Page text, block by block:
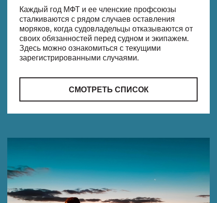
Каждый год МФТ и ее членские профсоюзы
сталкиваются с рядом случаев оставления
моряков, когда судовладельцы отказываются от
своих обязанностей перед судном и экипажем.
Здесь можно ознакомиться с текущими
зарегистрированными случаями.
СМОТРЕТЬ СПИСОК